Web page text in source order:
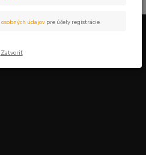
údajov pre účely registrácie.
Zatvoriť